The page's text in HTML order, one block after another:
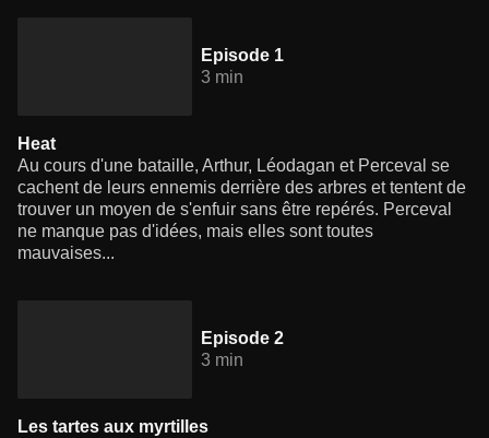
Episode 1
3 min
Heat
Au cours d'une bataille, Arthur, Léodagan et Perceval se
cachent de leurs ennemis derrière des arbres et tentent de
trouver un moyen de s'enfuir sans être repérés. Perceval
ne manque pas d'idées, mais elles sont toutes
mauvaises...
Episode 2
3 min
Les tartes aux myrtilles